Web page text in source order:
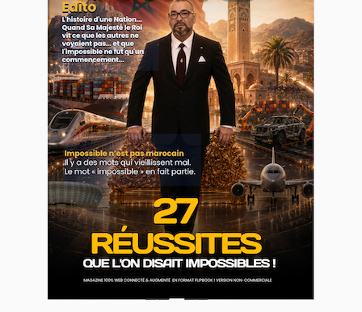
Plein écran
Inscription à la newsletter
Plus d'informations sur cette page :